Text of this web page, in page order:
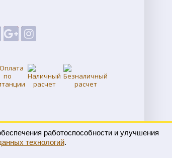
работоспособности и улучшения
технологий.